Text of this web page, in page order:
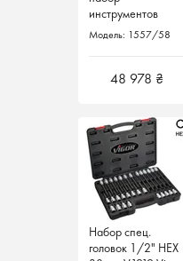
инструментов
TORX 58 пр.
1557/58 Hazet
Модель: 1557/58
48 978 ₴
инструментов
TORX 58 пр.
1557/58 Hazet
Модель: 1557/58
48 978 ₴
Набор спец.
головок 1/2" HEX
Набор спец.
головок 1/2" HEX